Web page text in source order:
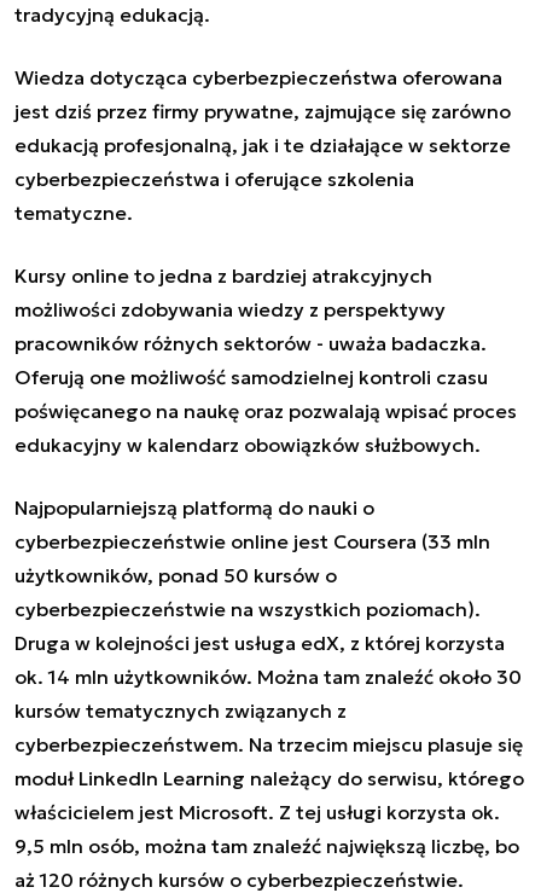
tradycyjną edukacją.
Wiedza dotycząca cyberbezpieczeństwa oferowana
jest dziś przez firmy prywatne, zajmujące się zarówno
edukacją profesjonalną, jak i te działające w sektorze
cyberbezpieczeństwa i oferujące szkolenia
tematyczne.
Kursy online to jedna z bardziej atrakcyjnych
możliwości zdobywania wiedzy z perspektywy
pracowników różnych sektorów - uważa badaczka.
Oferują one możliwość samodzielnej kontroli czasu
poświęcanego na naukę oraz pozwalają wpisać proces
edukacyjny w kalendarz obowiązków służbowych.
Najpopularniejszą platformą do nauki o
cyberbezpieczeństwie online jest Coursera (33 mln
użytkowników, ponad 50 kursów o
cyberbezpieczeństwie na wszystkich poziomach).
Druga w kolejności jest usługa edX, z której korzysta
ok. 14 mln użytkowników. Można tam znaleźć około 30
kursów tematycznych związanych z
cyberbezpieczeństwem. Na trzecim miejscu plasuje się
moduł LinkedIn Learning należący do serwisu, którego
właścicielem jest Microsoft. Z tej usługi korzysta ok.
9,5 mln osób, można tam znaleźć największą liczbę, bo
aż 120 różnych kursów o cyberbezpieczeństwie.